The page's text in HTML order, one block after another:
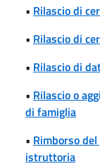
• Rilascio di
• Rilascio di
• Rilascio di
• Rilascio o
di famiglia
• Rimborso
istruttoria